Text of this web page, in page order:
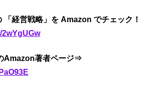
「経営戦略」を Amazon でチェック！
Amazon著者ページ⇒